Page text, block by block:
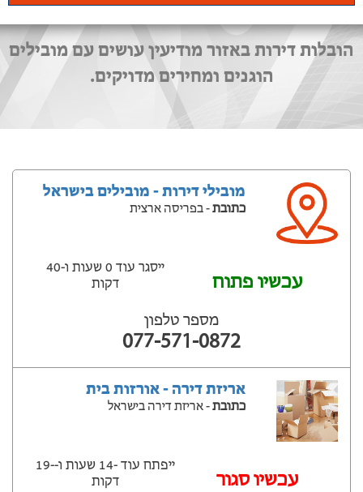
הובלות דירות באזור מודיעין עושים עם מובילים
הוגנים ומחירים מדויקים.
מובילי דירות - מובילים בישראל
כתובת- בפריסה ארצית
עכשיו פתוח
ייסגר עוד 0 שעות ‫ו-40
דקות
מספר טלפון
077-571-0872
אריזת דירה - אורזות בית
כתובת- אריזת דירה בישראל
‫עכשיו סגור
ייפתח עוד -14 שעות ‫ו--19
דקות